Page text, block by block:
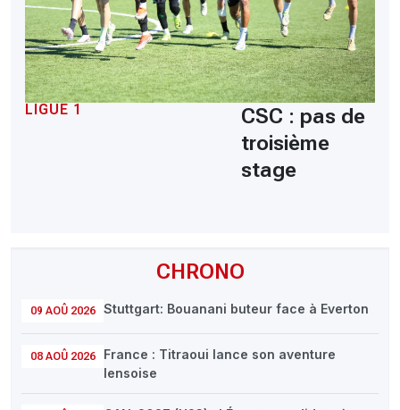
CHRONO
09 AOÛ 2026 Stuttgart: Bouanani buteur face à Everton
08 AOÛ 2026
France : Titraoui lance son aventure
lensoise
LIGUE 1
CSC : pas de
troisième
stage